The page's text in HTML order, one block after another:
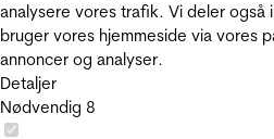
analysere vores trafik. Vi deler også
bruger vores hjemmeside via vores
annoncer og analyser.
Detaljer
Nødvendig 8